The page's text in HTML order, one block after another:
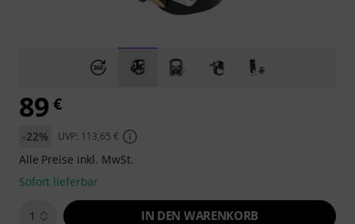
89 €
-22% UVP: 113,65 €
Alle Preise inkl. MwSt.
Sofort lieferbar
1 IN DEN WARENKORB